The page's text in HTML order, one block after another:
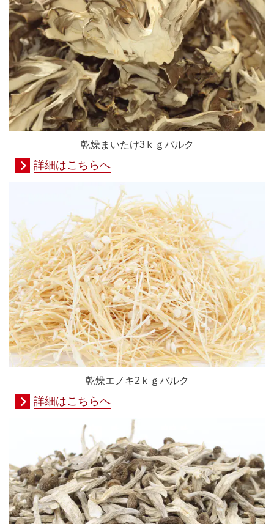
乾燥まいたけ3ｋｇバルク
詳細はこちらへ
乾燥エノキ2ｋｇバルク
詳細はこちらへ